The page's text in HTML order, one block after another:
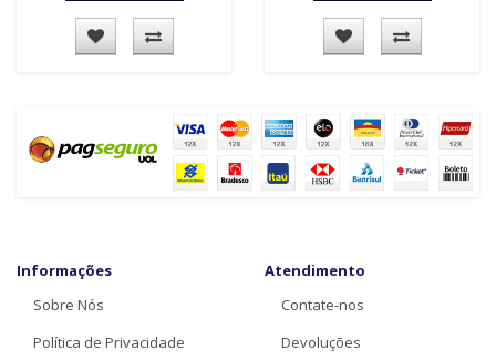
Informações
Sobre Nós
Política de Privacidade
Atendimento
Contate-nos
Devoluções